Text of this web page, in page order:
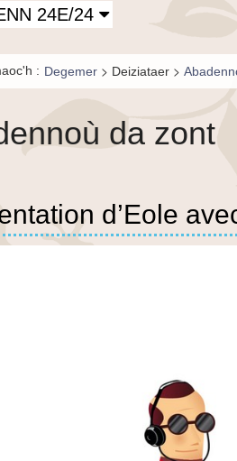
fr
24E/24
: Degemer > Deiziataer >
da zont
d’Eole